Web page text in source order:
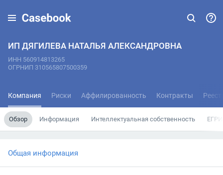
ИП ДЯГИЛЕВА НАТАЛЬЯ АЛЕКСАНДРОВНА
ИНН 560914813265
ОГРНИП 310565807500359
Компания Риски Аффилированность Контракты
Обзор Информация Интеллектуальная собственность
Общая информация